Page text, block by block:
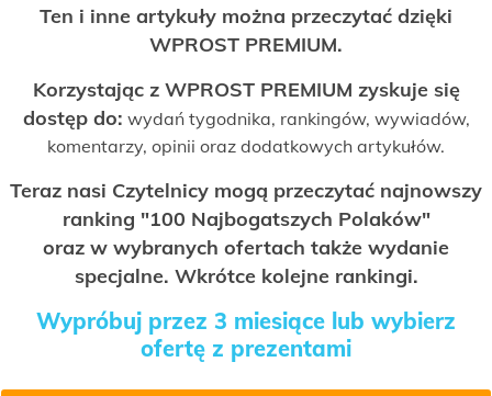
Ten i inne artykuły można przeczytać dzięki
WPROST PREMIUM.
Korzystając z WPROST PREMIUM zyskuje się
dostęp do: wydań tygodnika, rankingów, wywiadów,
komentarzy, opinii oraz dodatkowych artykułów.
Teraz nasi Czytelnicy mogą przeczytać najnowszy
ranking "100 Najbogatszych Polaków"
oraz w wybranych ofertach także wydanie
specjalne. Wkrótce kolejne rankingi.
Wypróbuj przez 3 miesiące lub wybierz
ofertę z prezentami